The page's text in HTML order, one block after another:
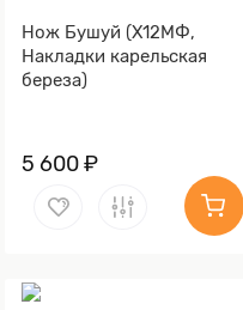
Нож Бушуй (Х12МФ,
Накладки карельская
береза)
5 600 ₽